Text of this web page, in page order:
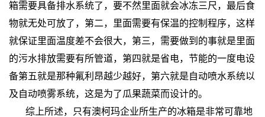
箱需要具备排水系统了，要不然里面就会冰冻三尺，最后食
物就无处可放了，第二，里面需要有保温的控制程序，这样
就保证里面温度差不会很大，第三，需要做到的事就是里面
的污水排放需要有所管道，第四就是省电，节能的一度电设
备第五就是那种氟利昂越少越好，第六就是自动喷水系统以
及自动喷雾系统，这是为了瓜果蔬菜而设计的。
综上所述，只有澳柯玛企业所生产的冰箱是非常可靠地